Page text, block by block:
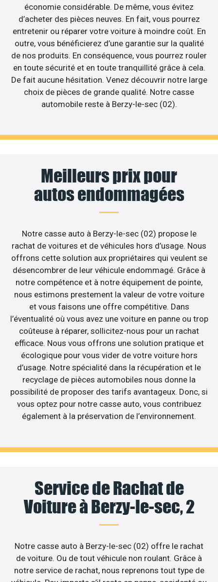
économie considérable. De même, vous évitez
d’acheter des pièces neuves. En fait, vous pourrez
entretenir ou réparer votre voiture à moindre coût. En
outre, vous bénéficierez d’une garantie sur la qualité
de nos produits. En conséquence, vous pourrez rouler
en toute sécurité et en toute tranquillité grâce à cela.
De fait aucune hésitation. Venez découvrir notre large
choix de pièces de grande qualité. Notre casse
automobile reste à Berzy-le-sec (02).
Meilleurs prix pour
autos endommagées
Notre casse auto à Berzy-le-sec (02) propose le
rachat de voitures et de véhicules hors d’usage. Nous
offrons cette solution aux propriétaires qui veulent se
désencombrer de leur véhicule endommagé. Grâce à
notre compétence et à notre équipement de pointe,
nous estimons prestement la valeur de votre voiture
et vous faisons une offre compétitive. Dans
l’éventualité où vous avez une voiture en panne ou trop
coûteuse à réparer, sollicitez-nous pour un rachat
efficace. Nous vous offrons une solution pratique et
écologique pour vous vider de votre voiture hors
d’usage. Notre spécialité dans la récupération et le
recyclage de pièces automobiles nous donne la
possibilité de proposer des tarifs avantageux. Donc, si
vous optez pour notre casse auto, vous contribuez
également à la préservation de l’environnement.
Service de Rachat de
Voiture à Berzy-le-sec, 2
Notre casse auto à Berzy-le-sec (02) offre le rachat
de voiture. Ou de tout véhicule non roulant. Grâce à
notre service de rachat, nous reprenons tout type de